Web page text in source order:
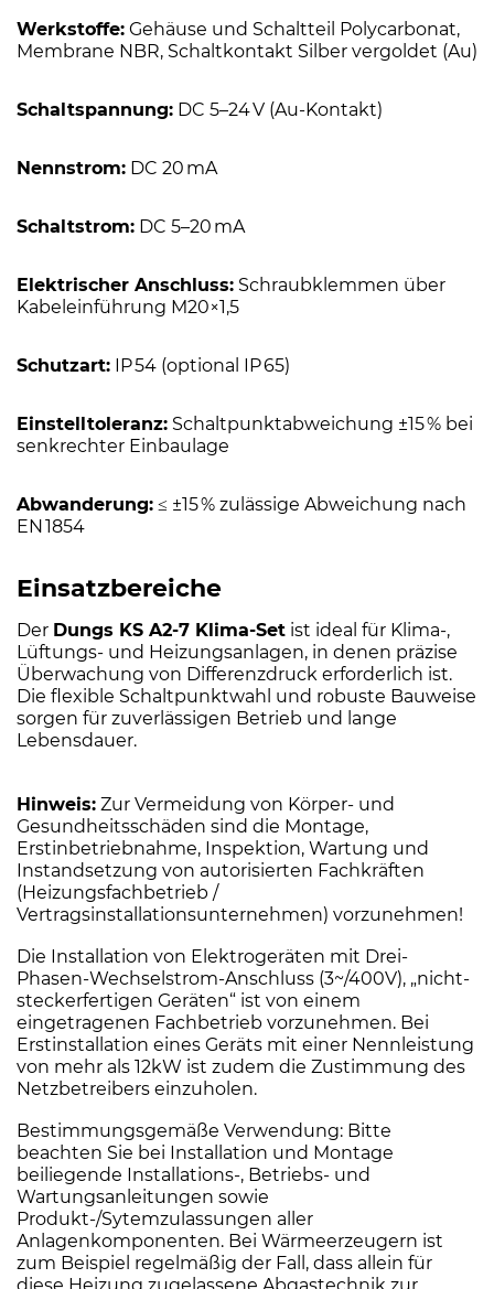
Werkstoffe: Gehäuse und Schaltteil Polycarbonat,
Membrane NBR, Schaltkontakt Silber vergoldet (Au)
Schaltspannung: DC 5–24 V (Au-Kontakt)
Nennstrom: DC 20 mA
Schaltstrom: DC 5–20 mA
Elektrischer Anschluss: Schraubklemmen über
Kabeleinführung M20×1,5
Schutzart: IP 54 (optional IP 65)
Einstelltoleranz: Schaltpunktabweichung ±15 % bei
senkrechter Einbaulage
Abwanderung: ≤ ±15 % zulässige Abweichung nach
EN 1854
Einsatzbereiche
Der Dungs KS A2-7 Klima-Set ist ideal für Klima-,
Lüftungs- und Heizungsanlagen, in denen präzise
Überwachung von Differenzdruck erforderlich ist.
Die flexible Schaltpunktwahl und robuste Bauweise
sorgen für zuverlässigen Betrieb und lange
Lebensdauer.
Hinweis: Zur Vermeidung von Körper- und
Gesundheitsschäden sind die Montage,
Erstinbetriebnahme, Inspektion, Wartung und
Instandsetzung von autorisierten Fachkräften
(Heizungsfachbetrieb /
Vertragsinstallationsunternehmen) vorzunehmen!
Die Installation von Elektrogeräten mit Drei-
Phasen-Wechselstrom-Anschluss (3~/400V), „nicht-
steckerfertigen Geräten“ ist von einem
eingetragenen Fachbetrieb vorzunehmen. Bei
Erstinstallation eines Geräts mit einer Nennleistung
von mehr als 12kW ist zudem die Zustimmung des
Netzbetreibers einzuholen.
Bestimmungsgemäße Verwendung: Bitte
beachten Sie bei Installation und Montage
beiliegende Installations-, Betriebs- und
Wartungsanleitungen sowie
Produkt-/Sytemzulassungen aller
Anlagenkomponenten. Bei Wärmeerzeugern ist
zum Beispiel regelmäßig der Fall, dass allein für